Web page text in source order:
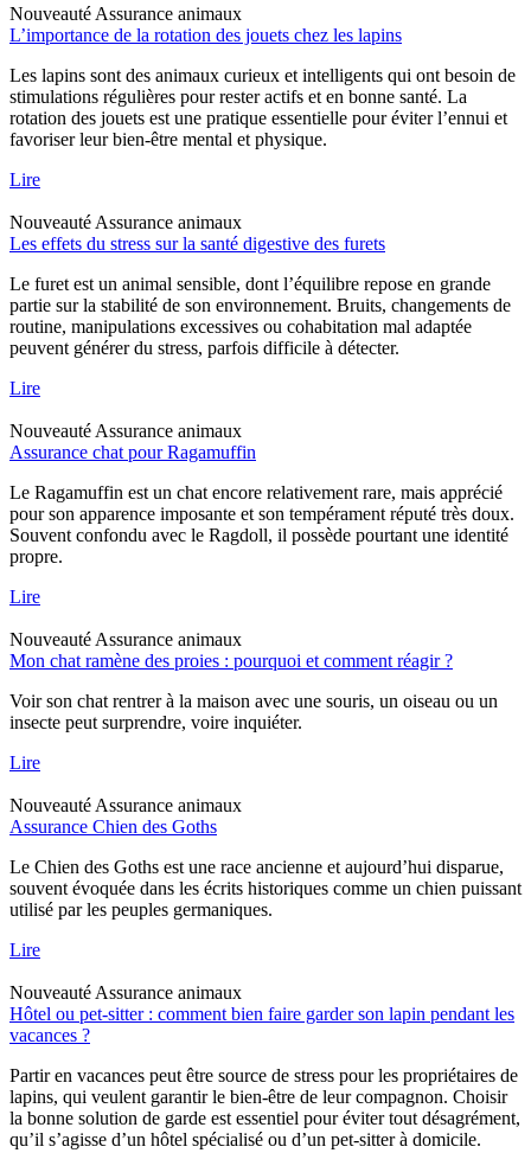
Nouveauté Assurance animaux
L’importance de la rotation des jouets chez les lapins
Les lapins sont des animaux curieux et intelligents qui ont besoin de
stimulations régulières pour rester actifs et en bonne santé. La
rotation des jouets est une pratique essentielle pour éviter l’ennui et
favoriser leur bien-être mental et physique.
Lire
Nouveauté Assurance animaux
Les effets du stress sur la santé digestive des furets
Le furet est un animal sensible, dont l’équilibre repose en grande
partie sur la stabilité de son environnement. Bruits, changements de
routine, manipulations excessives ou cohabitation mal adaptée
peuvent générer du stress, parfois difficile à détecter.
Lire
Nouveauté Assurance animaux
Assurance chat pour Ragamuffin
Le Ragamuffin est un chat encore relativement rare, mais apprécié
pour son apparence imposante et son tempérament réputé très doux.
Souvent confondu avec le Ragdoll, il possède pourtant une identité
propre.
Lire
Nouveauté Assurance animaux
Mon chat ramène des proies : pourquoi et comment réagir ?
Voir son chat rentrer à la maison avec une souris, un oiseau ou un
insecte peut surprendre, voire inquiéter.
Lire
Nouveauté Assurance animaux
Assurance Chien des Goths
Le Chien des Goths est une race ancienne et aujourd’hui disparue,
souvent évoquée dans les écrits historiques comme un chien puissant
utilisé par les peuples germaniques.
Lire
Nouveauté Assurance animaux
Hôtel ou pet-sitter : comment bien faire garder son lapin pendant les
vacances ?
Partir en vacances peut être source de stress pour les propriétaires de
lapins, qui veulent garantir le bien-être de leur compagnon. Choisir
la bonne solution de garde est essentiel pour éviter tout désagrément,
qu’il s’agisse d’un hôtel spécialisé ou d’un pet-sitter à domicile.